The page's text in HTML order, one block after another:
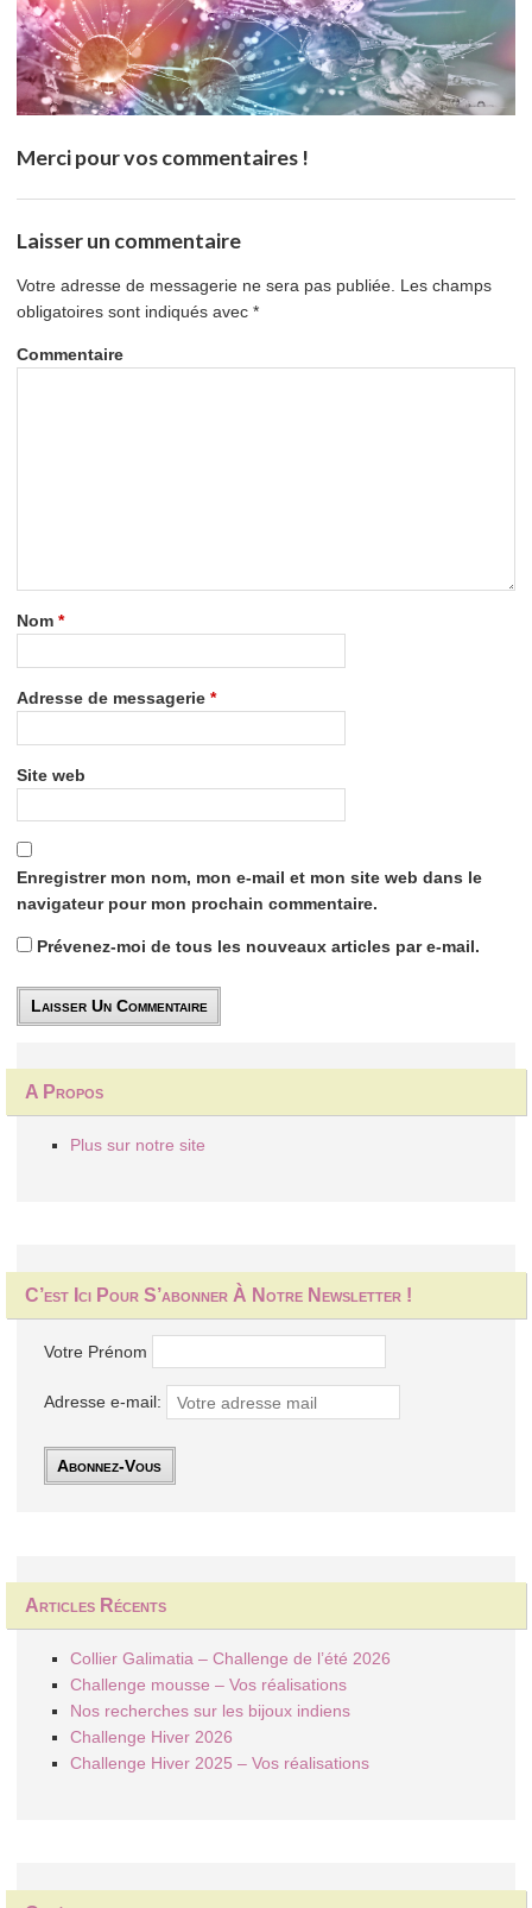
Merci pour vos commentaires !
Laisser un commentaire
Votre adresse de messagerie ne sera pas publiée. Les champs
obligatoires sont indiqués avec *
Commentaire
Nom *
Adresse de messagerie *
Site web
Enregistrer mon nom, mon e-mail et mon site web dans le
navigateur pour mon prochain commentaire.
Prévenez-moi de tous les nouveaux articles par e-mail.
A Propos
Plus sur notre site
C’est Ici Pour S’abonner À Notre Newsletter !
Votre Prénom
Adresse e-mail:
Articles Récents
Collier Galimatia – Challenge de l’été 2026
Challenge mousse – Vos réalisations
Nos recherches sur les bijoux indiens
Challenge Hiver 2026
Challenge Hiver 2025 – Vos réalisations